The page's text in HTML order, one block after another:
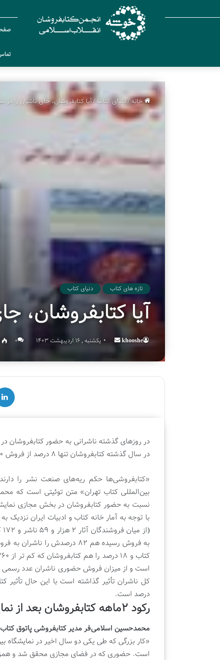
خانه/دنیای کتاب/آیا کتابفروشان، جای ناشران را
تازه های کتاب دنیای کتاب
آیا کتابفروشان،
khooshe
Send
an
email
یکشنبه , 16 اردیبهشت 1403 ۰
لینکدین
در روزهای گذشته ناشرانی به حضور کتابفروشان
در سال گذشته کتابفروشان تنها ۸ درصد از فروش ۴۰۰ میلیارد تومانی را به خود اختصاص داده بودند.
«کتابفروشی‌ها حکم ریه‌های صنعت نشر را
بین‌المللی کتاب تهران» متن توئیتی است که
نسبت به حضور کتابفروشان در بخش مجازی
(از میان فروشندگان آثار ۲ هزار و ۵۹ ناشر و ۱۷۲ کتابفروش شرکت کرده بودند) فروش داشته است.
کتاب و ۱۸ درصد را هم کتابفروشان که کم تر از 260 هزار نسخه بوده است.
است و از میزان فروش حضوری ناشران عدد رسمی
درصد است.
رکود ۲ماهه کتابفروشان بعد از نمایشگاه
محمدحسین اسلامی‌فر مدیر کتابفروشی پاتوق
«کار بزرگی که طی یکی دو سال اخیر در نمایشگاه
است. حضوری که در فضای مجازی محقق شد و
م
ت
م
و
ه
ب
ر
ن
م
ه
ل
ی
ی
و
دوشنبه , 22 اردیبهشت 1404
قسمت دهم ویژه
کتابفروشی قلم